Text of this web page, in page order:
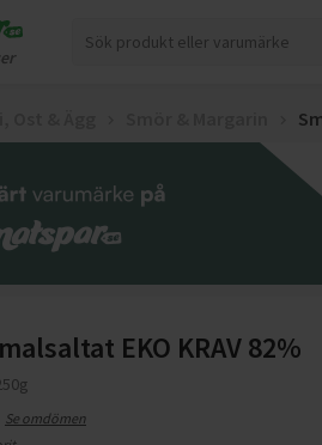
EKO KRAV 82%
Se omdömen